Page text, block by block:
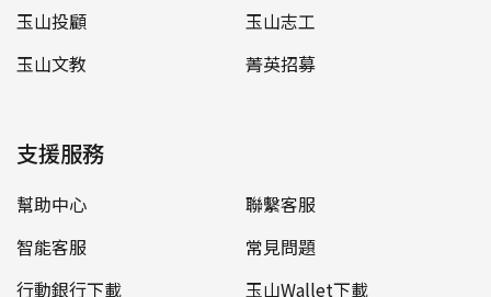
玉山投顧
玉山志工
玉山文教
菁英招募
支援服務
幫助中心
聯繫客服
智能客服
常見問題
行動銀行下載
玉山Wallet下載